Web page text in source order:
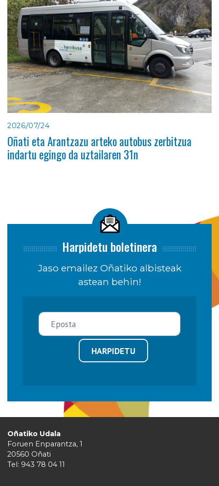
2026/07/24
Oñati eta Arantzazu arteko autobus zerbitzua
indartu egingo da uztailaren 31n
Harpidetu boletinera
Jaso emailez Oñatiko albisteak
astean behin!
HARPIDETU
Oñatiko Udala
Foruen Enparantza, 1
20560 Oñati
Tel: 943 78 04 11